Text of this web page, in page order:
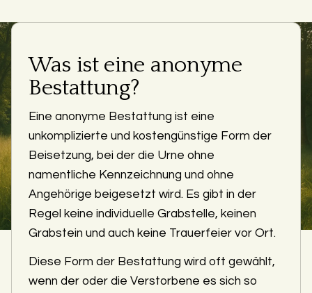
Was ist eine anonyme
Bestattung?
Eine anonyme Bestattung ist eine
unkomplizierte und kostengünstige Form der
Beisetzung, bei der die Urne ohne
namentliche Kennzeichnung und ohne
Angehörige beigesetzt wird. Es gibt in der
Regel keine individuelle Grabstelle, keinen
Grabstein und auch keine Trauerfeier vor Ort.
Diese Form der Bestattung wird oft gewählt,
wenn der oder die Verstorbene es sich so